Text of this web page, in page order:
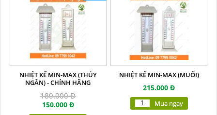
NHIỆT KẾ MIN-MAX (THỦY
NGÂN) - CHÍNH HÃNG
180.000 Đ
150.000 Đ
NHIỆT KẾ MIN-MAX (MUỐI)
215.000 Đ
Mua ngay